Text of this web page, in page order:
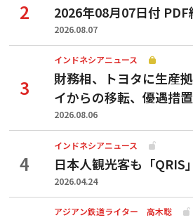
2026年08月07日付 PDF
2026.08.07
インドネシアニュース
財務相、トヨタに生産
イからの移転、優遇措
2026.08.06
インドネシアニュース
日本人観光客も「QRIS
2026.04.24
アジアン鉄道ライター 高木聡